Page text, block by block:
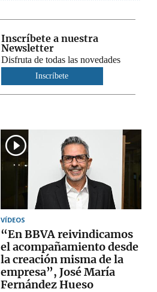
Inscríbete a nuestra
Newsletter
Disfruta de todas las novedades
Inscríbete
VÍDEOS
“En BBVA reivindicamos
el acompañamiento desde
la creación misma de la
empresa”, José María
Fernández Hueso